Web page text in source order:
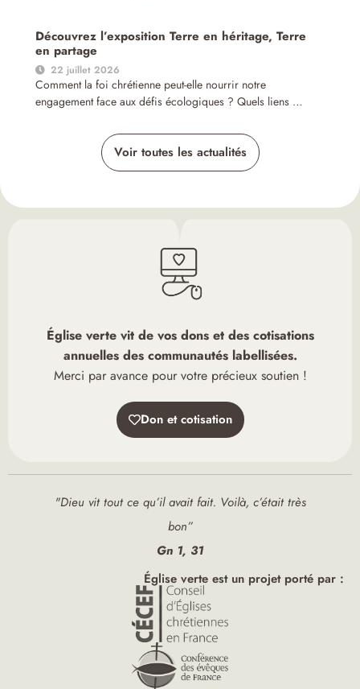
Découvrez l’exposition Terre en héritage, Terre
en partage
22 juillet 2026
Comment la foi chrétienne peut-elle nourrir notre
engagement face aux défis écologiques ? Quels liens …
Voir toutes les actualités
Église verte vit de vos dons et des cotisations
annuelles des communautés labellisées.
Merci par avance pour votre précieux soutien !
Don et cotisation
"Dieu vit tout ce qu’il avait fait. Voilà, c’était très
bon”
Gn 1, 31
Église verte est un projet porté par :